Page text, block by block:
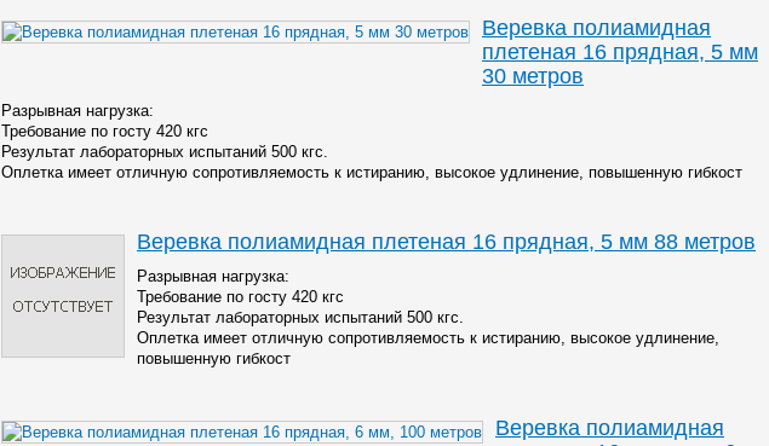
Веревка полиамидная
плетеная 16 прядная, 5 мм
30 метров
Разрывная нагрузка:
Требование по госту 420 кгс
Результат лабораторных испытаний 500 кгс.
Оплетка имеет отличную сопротивляемость к истиранию, высокое удлинение, повышенную гибкост
Веревка полиамидная плетеная 16 прядная, 5 мм 88 метров
Разрывная нагрузка:
Требование по госту 420 кгс
Результат лабораторных испытаний 500 кгс.
Оплетка имеет отличную сопротивляемость к истиранию, высокое удлинение,
повышенную гибкост
Веревка полиамидная